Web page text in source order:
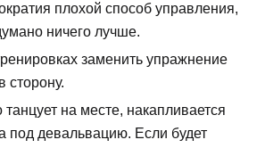
плохой способ управления,
ничего лучше.
заменить упражнение
сторону.
танцует на месте, накапливается
под девальвацию. Если будет